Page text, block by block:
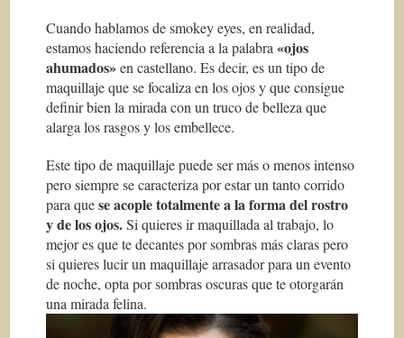
Cuando hablamos de smokey eyes, en realidad,
estamos haciendo referencia a la palabra «ojos
ahumados»en castellano. Es decir, es un tipo de
maquillaje que se focaliza en los ojos y que consigue
definir bien la mirada con un truco de belleza que
alarga los rasgos y los embellece.
Este tipo de maquillaje puede ser más o menos intenso
pero siempre se caracteriza por estar un tanto corrido
para quese acople totalmente a la forma del rostro
y de los ojos.Si quieres ir maquillada al trabajo, lo
mejor es que te decantes por sombras más claras pero
si quieres lucir un maquillaje arrasador para un evento
de noche, opta por sombras oscuras que te otorgarán
una mirada felina.